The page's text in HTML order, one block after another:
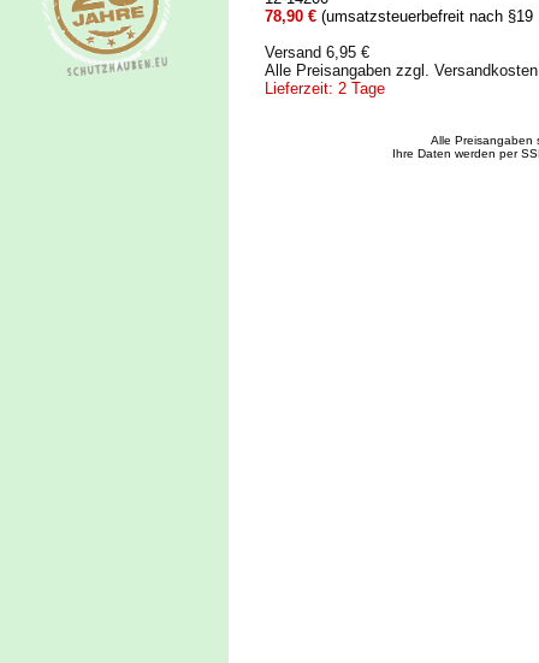
78,90 € (umsatzsteuerbefreit nach §19
Versand 6,95 €
Alle Preisangaben zzgl.
Lieferzeit: 2 Tage
Alle Preisangaben
Ihre Daten werden per